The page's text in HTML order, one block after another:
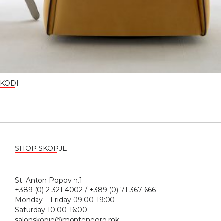
KODI
SHOP SKOPJE
St. Anton Popov n.1
+389 (0) 2 321 4002 / +389 (0) 71 367 666
Monday – Friday 09:00-19:00
Saturday 10:00-16:00